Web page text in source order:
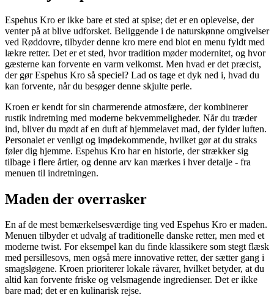
Espehus Kro er ikke bare et sted at spise; det er en oplevelse, der
venter på at blive udforsket. Beliggende i de naturskønne omgivelser
ved Røddovre, tilbyder denne kro mere end blot en menu fyldt med
lækre retter. Det er et sted, hvor tradition møder modernitet, og hvor
gæsterne kan forvente en varm velkomst. Men hvad er det præcist,
der gør Espehus Kro så speciel? Lad os tage et dyk ned i, hvad du
kan forvente, når du besøger denne skjulte perle.
Kroen er kendt for sin charmerende atmosfære, der kombinerer
rustik indretning med moderne bekvemmeligheder. Når du træder
ind, bliver du mødt af en duft af hjemmelavet mad, der fylder luften.
Personalet er venligt og imødekommende, hvilket gør at du straks
føler dig hjemme. Espehus Kro har en historie, der strækker sig
tilbage i flere årtier, og denne arv kan mærkes i hver detalje - fra
menuen til indretningen.
Maden der overrasker
En af de mest bemærkelsesværdige ting ved Espehus Kro er maden.
Menuen tilbyder et udvalg af traditionelle danske retter, men med et
moderne twist. For eksempel kan du finde klassikere som stegt flæsk
med persillesovs, men også mere innovative retter, der sætter gang i
smagsløgene. Kroen prioriterer lokale råvarer, hvilket betyder, at du
altid kan forvente friske og velsmagende ingredienser. Det er ikke
bare mad; det er en kulinarisk rejse.